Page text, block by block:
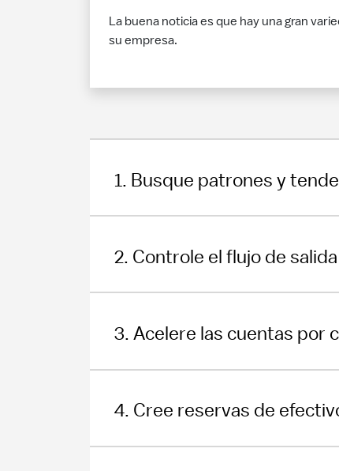
La buena noticia es que hay una gran
su empresa.
1. Busque patrones y
2. Controle el flujo de
3. Acelere las cuentas por
4. Cree reservas de